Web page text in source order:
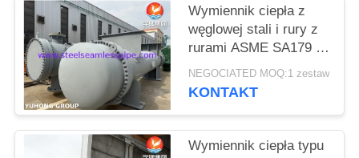
Wymiennik ciepła z
węglowej stali i rury z
rurami ASME SA179 i
SA266 Gr.2 do
chłodzenia wody, ropy
NEGOCIATED MOQ:1 zestaw
KONTAKT
Wymiennik ciepła typu